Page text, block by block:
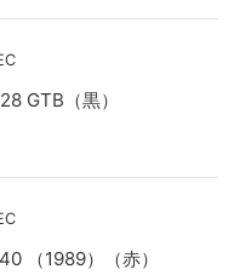
GTB（黒）
（1989）（赤）